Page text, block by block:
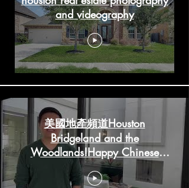
and videography
美國地產頻道Houston
Bridgeland and the
Woodlands!Happy Chinese
New Year!
HoustonRealestateChannels.com